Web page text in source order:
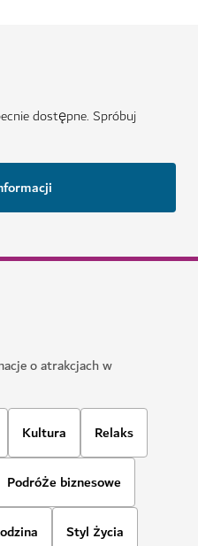
dostępne. Spróbuj
o atrakcjach w
Kultura Relaks
Podróże biznesowe
Styl życia